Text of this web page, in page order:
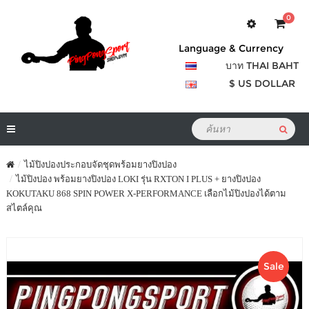
0
Language & Currency
บาท THAI BAHT
$ US DOLLAR
ไม้ปิงปองประกอบจัดชุดพร้อมยางปิงปอง
ไม้ปิงปอง พร้อมยางปิงปอง LOKI รุ่น RXTON I PLUS + ยางปิงปอง
KOKUTAKU 868 SPIN POWER X-PERFORMANCE เลือกไม้ปิงปองได้ตาม
สไตล์คุณ
Sale